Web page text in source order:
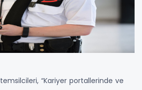
“Kariyer portallerinde ve